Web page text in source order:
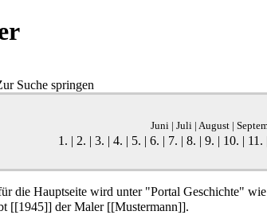
Suche springen
Juni| Juli| August|
1.
2. 3. 4. 5. 6. 7. 8. 9. 10. 11.
die Hauptseite wird unter "Portal Geschichte"
[[1945]] der Maler [[Mustermann]].